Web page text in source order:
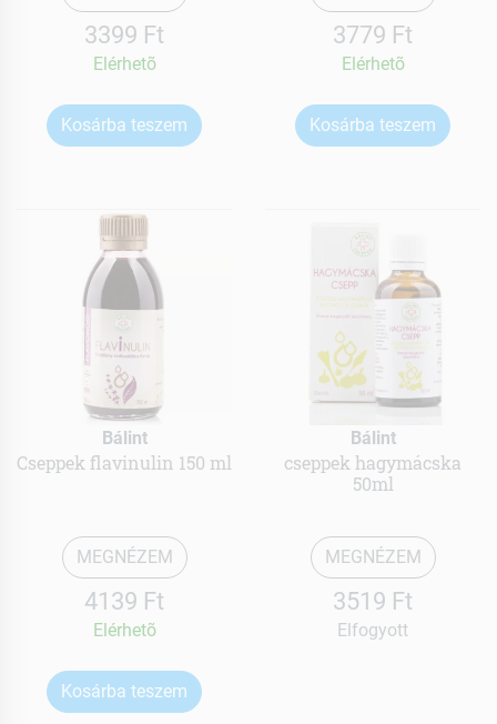
3399 Ft
Elérhetõ
Kosárba teszem
3779 Ft
Elérhetõ
Kosárba teszem
Bálint
Cseppek flavinulin 150 ml
MEGNÉZEM
4139 Ft
Elérhetõ
Kosárba teszem
Bálint
cseppek hagymácska
50ml
MEGNÉZEM
3519 Ft
Elfogyott